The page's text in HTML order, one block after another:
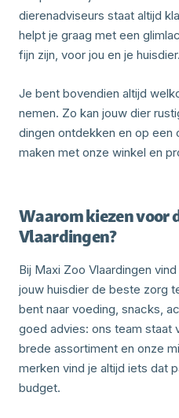
dierenadviseurs staat altijd
helpt je graag met een
fijn zijn, voor jou en je huisdier.
Je bent bovendien altijd
nemen. Zo kan jouw dier
dingen ontdekken en op een
maken met onze winkel en
Waarom kiezen voor
Vlaardingen?
Bij Maxi Zoo Vlaardingen
jouw huisdier de beste zorg
bent naar voeding, snacks,
goed advies: ons team staat
brede assortiment en onze
merken vind je altijd iets dat
budget.